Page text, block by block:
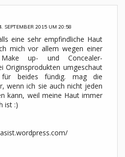
SEPTEMBER 2015 UM 20:58
eine sehr empfindliche Haut
mich vor allem wegen einer
Make up- und Concealer-
Originsprodukten umgeschaut
beides fündig. mag die
wenn ich sie auch nicht jeden
kann, weil meine Haut immer
ist :)